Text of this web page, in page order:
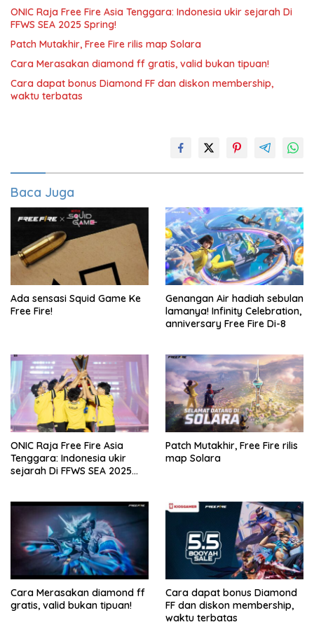
ONIC Raja Free Fire Asia Tenggara: Indonesia ukir sejarah Di
FFWS SEA 2025 Spring!
Patch Mutakhir, Free Fire rilis map Solara
Cara Merasakan diamond ff gratis, valid bukan tipuan!
Cara dapat bonus Diamond FF dan diskon membership,
waktu terbatas
Baca Juga
Ada sensasi Squid Game Ke
Free Fire!
Genangan Air hadiah sebulan
lamanya! Infinity Celebration,
anniversary Free Fire Di-8
ONIC Raja Free Fire Asia
Tenggara: Indonesia ukir
sejarah Di FFWS SEA 2025
Patch Mutakhir, Free Fire rilis
map Solara
Cara Merasakan diamond ff
gratis, valid bukan tipuan!
Cara dapat bonus Diamond
FF dan diskon membership,
waktu terbatas